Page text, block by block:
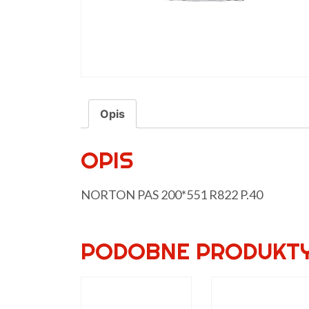
Opis
OPIS
NORTON PAS 200*551 R822 P.40
PODOBNE